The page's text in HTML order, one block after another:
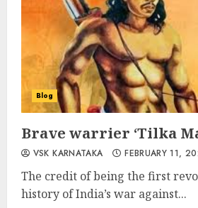
Blog
Brave warrier ‘Tilka
VSK KARNATAKA FEBRUARY 11,
The credit of being the first
history of India’s war against...